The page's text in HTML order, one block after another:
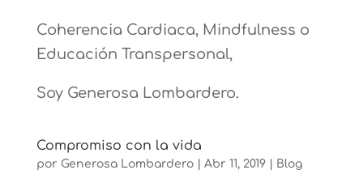
Coherencia Cardiaca, Mindfulness o
Educación Transpersonal,
Soy Generosa Lombardero.
Compromiso con la vida
por Generosa Lombardero| Abr 11, 2019| Blog